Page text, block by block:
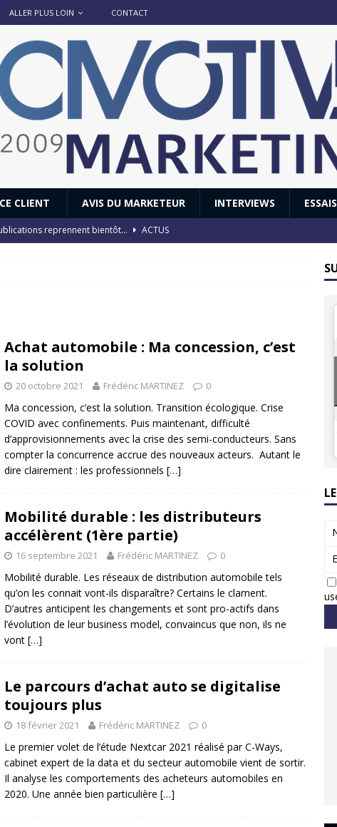
ALLER PLUS LOIN CONTACT
CLIENT AVIS DU MARKETEUR INTERVIEWS ESSAIS
reprennent bientôt…
ACTUS
: Honda dévoile un spot publicitaire… confiné! ACTUS
Achat automobile : Ma concession, c’est
la solution
20 octobre 2021 Frédéric MARTINEZ 0
Ma concession, c’est la solution. Transition écologique. Crise
COVID avec confinements. Puis maintenant, difficulté
d’approvisionnements avec la crise des semi-conducteurs. Sans
compter la concurrence accrue des nouveaux acteurs. Autant le
dire clairement : les professionnels […]
Mobilité durable : les distributeurs
accélèrent (1ère partie)
16 septembre 2021 Frédéric MARTINEZ 0
Mobilité durable. Les réseaux de distribution automobile tels
qu’on les connait vont-ils disparaître? Certains le clament.
D’autres anticipent les changements et sont pro-actifs dans
l’évolution de leur business model, convaincus que non, ils ne
vont […]
Le parcours d’achat auto se digitalise
toujours plus
18 février 2021 Frédéric MARTINEZ 0
Le premier volet de l’étude Nextcar 2021 réalisé par C-Ways,
cabinet expert de la data et du secteur automobile vient de sortir.
Il analyse les comportements des acheteurs automobiles en
2020. Une année bien particulière […]